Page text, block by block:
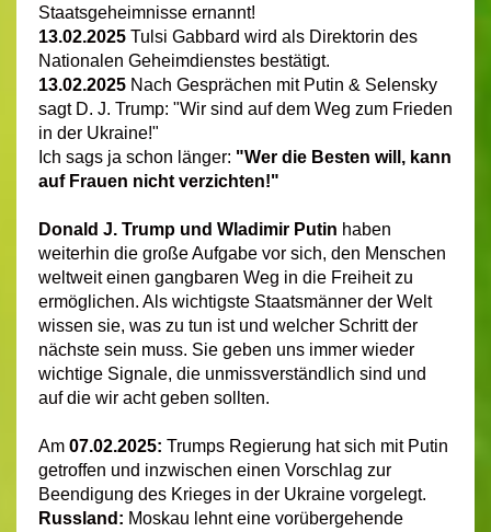
Staatsgeheimnisse ernannt!
13.02.2025 Tulsi Gabbard wird als Direktorin des
Nationalen Geheimdienstes bestätigt.
13.02.2025 Nach Gesprächen mit Putin & Selensky
sagt D. J. Trump: "Wir sind auf dem Weg zum Frieden
in der Ukraine!"
Ich sags ja schon länger: "Wer die Besten will, kann
auf Frauen nicht verzichten!"
Donald J. Trump und Wladimir Putin haben
weiterhin die große Aufgabe vor sich, den Menschen
weltweit einen gangbaren Weg in die Freiheit zu
ermöglichen. Als wichtigste Staatsmänner der Welt
wissen sie, was zu tun ist und welcher Schritt der
nächste sein muss. Sie geben uns immer wieder
wichtige Signale, die unmissverständlich sind und
auf die wir acht geben sollten.
Am 07.02.2025: Trumps Regierung hat sich mit Putin
getroffen und inzwischen einen Vorschlag zur
Beendigung des Krieges in der Ukraine vorgelegt.
Russland: Moskau lehnt eine vorübergehende